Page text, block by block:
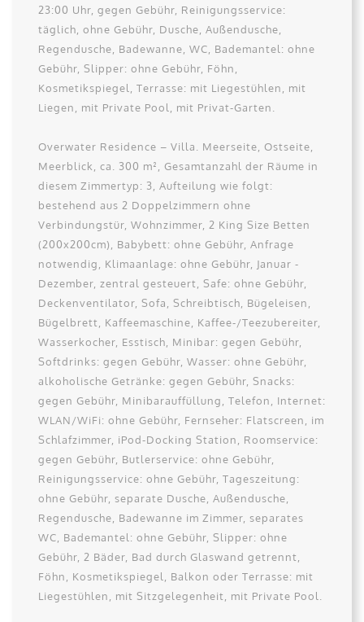
23:00 Uhr, gegen Gebühr, Reinigungsservice:
täglich, ohne Gebühr, Dusche, Außendusche,
Regendusche, Badewanne, WC, Bademantel: ohne
Gebühr, Slipper: ohne Gebühr, Föhn,
Kosmetikspiegel, Terrasse: mit Liegestühlen, mit
Liegen, mit Private Pool, mit Privat-Garten.
Overwater Residence – Villa. Meerseite, Ostseite,
Meerblick, ca. 300 m², Gesamtanzahl der Räume in
diesem Zimmertyp: 3, Aufteilung wie folgt:
bestehend aus 2 Doppelzimmern ohne
Verbindungstür, Wohnzimmer, 2 King Size Betten
(200x200cm), Babybett: ohne Gebühr, Anfrage
notwendig, Klimaanlage: ohne Gebühr, Januar -
Dezember, zentral gesteuert, Safe: ohne Gebühr,
Deckenventilator, Sofa, Schreibtisch, Bügeleisen,
Bügelbrett, Kaffeemaschine, Kaffee-/Teezubereiter,
Wasserkocher, Esstisch, Minibar: gegen Gebühr,
Softdrinks: gegen Gebühr, Wasser: ohne Gebühr,
alkoholische Getränke: gegen Gebühr, Snacks:
gegen Gebühr, Minibarauffüllung, Telefon, Internet:
WLAN/WiFi: ohne Gebühr, Fernseher: Flatscreen, im
Schlafzimmer, iPod-Docking Station, Roomservice:
gegen Gebühr, Butlerservice: ohne Gebühr,
Reinigungsservice: ohne Gebühr, Tageszeitung:
ohne Gebühr, separate Dusche, Außendusche,
Regendusche, Badewanne im Zimmer, separates
WC, Bademantel: ohne Gebühr, Slipper: ohne
Gebühr, 2 Bäder, Bad durch Glaswand getrennt,
Föhn, Kosmetikspiegel, Balkon oder Terrasse: mit
Liegestühlen, mit Sitzgelegenheit, mit Private Pool.